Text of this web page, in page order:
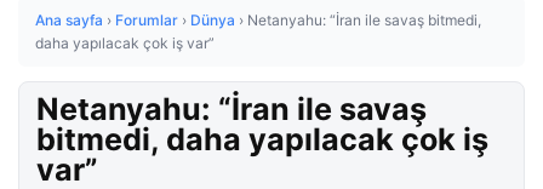
Ana sayfa › Forumlar › Dünya › Netanyahu: “İran ile savaş bitmedi,
daha yapılacak çok iş var”
Netanyahu: “İran ile savaş
bitmedi, daha yapılacak çok iş
var”